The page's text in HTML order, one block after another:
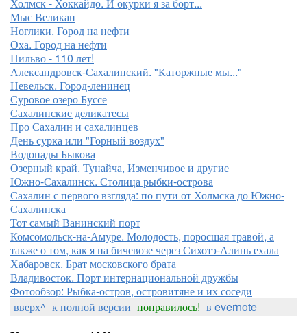
Мыс Великан
Ноглики. Город на нефти
Оха. Город на нефти
Пильво - 110 лет!
Александровск-Сахалинский. "Каторжные мы..."
Невельск. Город-ленинец
Суровое озеро Буссе
Сахалинские деликатесы
Про Сахалин и сахалинцев
День сурка или "Горный воздух"
Водопады Быкова
Озерный край. Тунайча, Изменчивое и другие
Южно-Сахалинск. Столица рыбки-острова
Сахалин с первого взгляда: по пути от Холмска до Южно-
Сахалинска
Тот самый Ванинский порт
Комсомольск-на-Амуре. Молодость, поросшая травой, а
также о том, как я на бичевозе через Сихотэ-Алинь ехала
Хабаровск. Брат московского брата
Владивосток. Порт интернациональной дружбы
Фотообзор: Рыбка-остров, островитяне и их соседи
вверх^ к полной версии понравилось! в evernote